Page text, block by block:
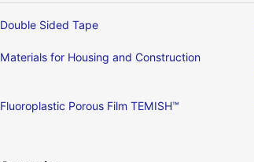
Double Sided Tape
Materials for Housing and Construction
Fluoroplastic Porous Film TEMISH™